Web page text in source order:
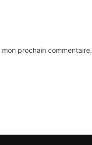
prochain commentaire.